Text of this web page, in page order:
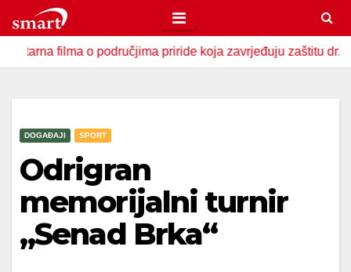
to
contento područjima priride koja zavrjeđuju zaštitu države
DOGAĐAJI SPORT
Odrigran
memorijalni turnir
„Senad Brka“